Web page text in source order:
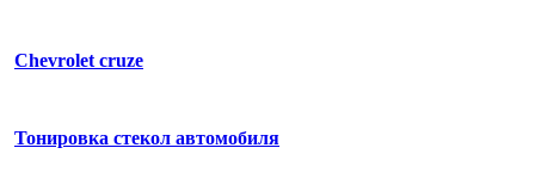
Chevrolet сruze
Тонировка стекол автомобиля